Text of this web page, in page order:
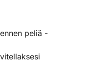
peliä -